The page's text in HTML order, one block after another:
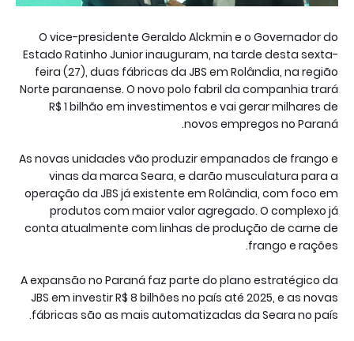
O vice-presidente Geraldo Alckmin e o Governador do
Estado Ratinho Junior inauguram, na tarde desta sexta-
feira (27), duas fábricas da JBS em Rolândia, na região
Norte paranaense. O novo polo fabril da companhia trará
R$ 1 bilhão em investimentos e vai gerar milhares de
novos empregos no Paraná.
As novas unidades vão produzir empanados de frango e
vinas da marca Seara, e darão musculatura para a
operação da JBS já existente em Rolândia, com foco em
produtos com maior valor agregado. O complexo já
conta atualmente com linhas de produção de carne de
frango e rações.
A expansão no Paraná faz parte do plano estratégico da
JBS em investir R$ 8 bilhões no país até 2025, e as novas
fábricas são as mais automatizadas da Seara no país.